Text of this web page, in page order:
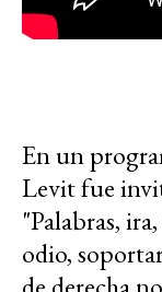
En un
Levit fue
"Palabras,
odio,